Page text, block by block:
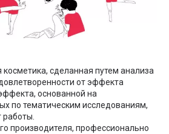
косметика, сделанная путем анализа
от эффекта
основанной на
по тематическим исследованиям,
работы.
производителя, профессионально